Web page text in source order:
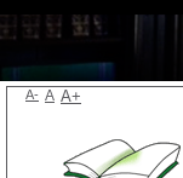
A- A A+